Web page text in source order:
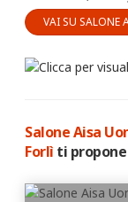
Salone Aisa
Forlì ti